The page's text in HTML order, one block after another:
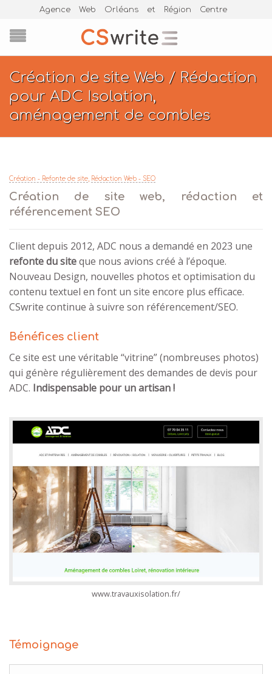
Agence Web Orléans et Région Centre
Création de site Web / Rédaction
pour ADC Isolation,
aménagement de combles
Création - Refonte de site Rédaction Web - SEO
Création de site web, rédaction et
référencement SEO
Client depuis 2012, ADC nous a demandé en 2023 une
refonte du siteque nous avions créé à l’époque.
Nouveau Design, nouvelles photos et optimisation du
contenu textuel en font un site encore plus efficace.
CSwrite continue à suivre son référencement/SEO.
Bénéfices client
Ce site est une véritable “vitrine” (nombreuses photos)
qui génère régulièrement des demandes de devis pour
ADC. Indispensable pour un artisan !
www.travauxisolation.fr/
Témoignage